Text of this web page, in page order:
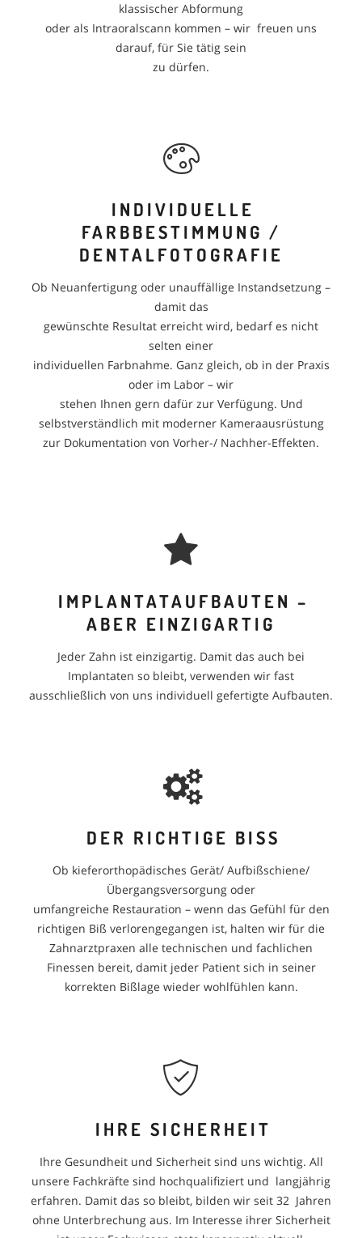
klassischer Abformung
oder als Intraoralscann kommen – wir freuen uns
darauf, für Sie tätig sein
zu dürfen.
INDIVIDUELLE
FARBBESTIMMUNG /
DENTALFOTOGRAFIE
Ob Neuanfertigung oder unauffällige Instandsetzung –
damit das
gewünschte Resultat erreicht wird, bedarf es nicht
selten einer
individuellen Farbnahme. Ganz gleich, ob in der Praxis
oder im Labor – wir
stehen Ihnen gern dafür zur Verfügung. Und
selbstverständlich mit moderner Kameraausrüstung
zur Dokumentation von Vorher-/ Nachher-Effekten.
IMPLANTATAUFBAUTEN –
ABER EINZIGARTIG
Jeder Zahn ist einzigartig. Damit das auch bei
Implantaten so bleibt, verwenden wir fast
ausschließlich von uns individuell gefertigte Aufbauten.
DER RICHTIGE BISS
Ob kieferorthopädisches Gerät/ Aufbißschiene/
Übergangsversorgung oder
umfangreiche Restauration – wenn das Gefühl für den
richtigen Biß verlorengegangen ist, halten wir für die
Zahnarztpraxen alle technischen und fachlichen
Finessen bereit, damit jeder Patient sich in seiner
korrekten Bißlage wieder wohlfühlen kann.
IHRE SICHERHEIT
Ihre Gesundheit und Sicherheit sind uns wichtig. All
unsere Fachkräfte sind hochqualifiziert und langjährig
erfahren. Damit das so bleibt, bilden wir seit 32 Jahren
ohne Unterbrechung aus. Im Interesse ihrer Sicherheit